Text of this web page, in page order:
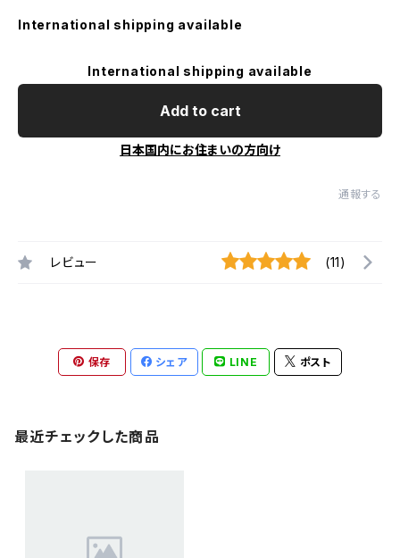
International shipping available
International shipping available
Add to cart
日本国内にお住まいの方向け
通報する
レビュー (11)
保存 シェア LINE ポスト
最近チェックした商品